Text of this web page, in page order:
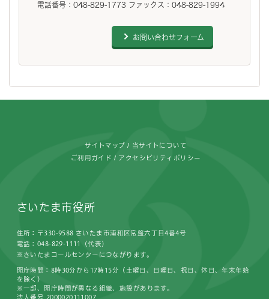
電話番号：048-829-1773 ファックス：048-829-1994
お問い合わせフォーム
サイトマップ 当サイトについて
ご利用ガイド アクセシビリティポリシー
さいたま市役所
住所：〒330-9588 さいたま市浦和区常盤六丁目4番4号
電話：048-829-1111（代表）
※さいたまコールセンターにつながります。
開庁時間：8時30分から17時15分（土曜日、日曜日、祝日、休日、年末年始
を除く）
※一部、開庁時間が異なる組織、施設があります。
法人番号 2000020111007